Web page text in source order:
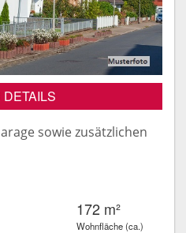
sowie zusätzlichen
172 m²
Wohnfläche (ca.)